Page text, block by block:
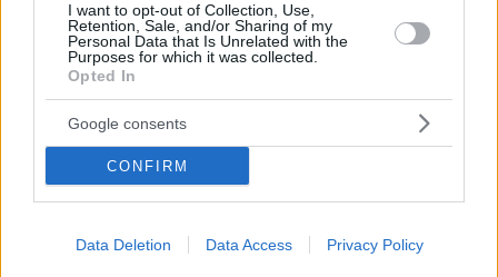
I want to opt-out of Collection, Use,
Retention, Sale, and/or Sharing of my
Personal Data that Is Unrelated with the
Purposes for which it was collected.
Opted In
Google consents
CONFIRM
Data Deletion Data Access Privacy Policy